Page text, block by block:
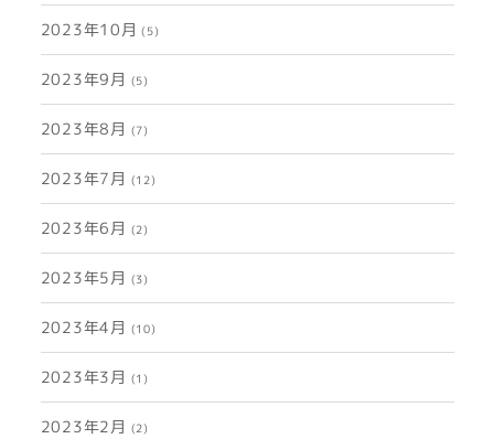
2023年10月 (5)
2023年9月 (5)
2023年8月 (7)
2023年7月 (12)
2023年6月 (2)
2023年5月 (3)
2023年4月 (10)
2023年3月 (1)
2023年2月 (2)